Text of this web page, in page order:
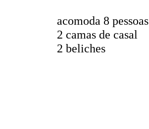
acomoda 8 pessoas
2 camas de casal
2 beliches